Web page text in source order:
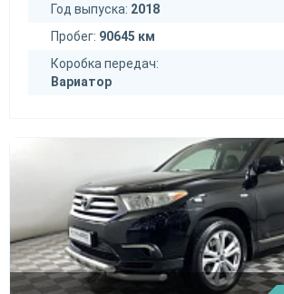
Год выпуска: 2018
Пробег: 90645 км
Коробка передач:
Вариатор